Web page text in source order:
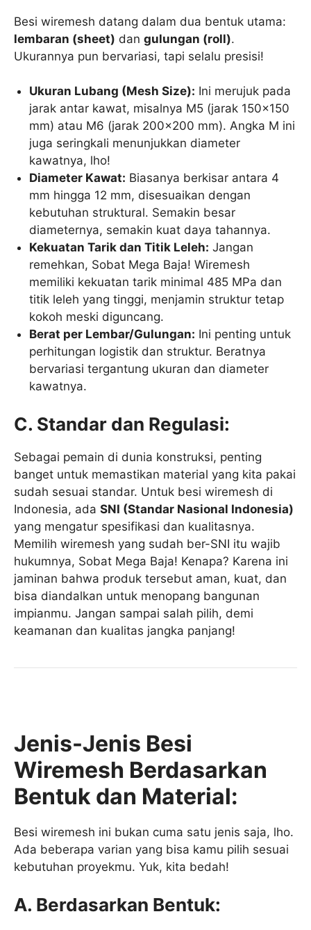
Besi wiremesh datang dalam dua bentuk utama:
lembaran (sheet) dan gulungan (roll).
Ukurannya pun bervariasi, tapi selalu presisi!
Ukuran Lubang (Mesh Size): Ini merujuk pada
jarak antar kawat, misalnya M5 (jarak 150×150
mm) atau M6 (jarak 200×200 mm). Angka M ini
juga seringkali menunjukkan diameter
kawatnya, lho!
Diameter Kawat: Biasanya berkisar antara 4
mm hingga 12 mm, disesuaikan dengan
kebutuhan struktural. Semakin besar
diameternya, semakin kuat daya tahannya.
Kekuatan Tarik dan Titik Leleh: Jangan
remehkan, Sobat Mega Baja! Wiremesh
memiliki kekuatan tarik minimal 485 MPa dan
titik leleh yang tinggi, menjamin struktur tetap
kokoh meski diguncang.
Berat per Lembar/Gulungan: Ini penting untuk
perhitungan logistik dan struktur. Beratnya
bervariasi tergantung ukuran dan diameter
kawatnya.
C. Standar dan Regulasi:
Sebagai pemain di dunia konstruksi, penting
banget untuk memastikan material yang kita pakai
sudah sesuai standar. Untuk besi wiremesh di
Indonesia, ada SNI (Standar Nasional Indonesia)
yang mengatur spesifikasi dan kualitasnya.
Memilih wiremesh yang sudah ber-SNI itu wajib
hukumnya, Sobat Mega Baja! Kenapa? Karena ini
jaminan bahwa produk tersebut aman, kuat, dan
bisa diandalkan untuk menopang bangunan
impianmu. Jangan sampai salah pilih, demi
keamanan dan kualitas jangka panjang!
Jenis-Jenis Besi
Wiremesh Berdasarkan
Bentuk dan Material:
Besi wiremesh ini bukan cuma satu jenis saja, lho.
Ada beberapa varian yang bisa kamu pilih sesuai
kebutuhan proyekmu. Yuk, kita bedah!
A. Berdasarkan Bentuk: